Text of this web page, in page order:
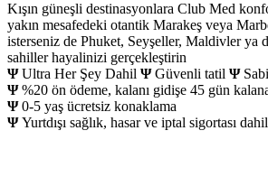
Kışın güneşli destinasyonlara Club Med
yakın mesafedeki otantik Marakeş veya
isterseniz de Phuket, Seyşeller, Maldivler ya
sahiller hayalinizi gerçekleştirin
ΨUltra Her Şey Dahil ΨGüvenli tatil Ψ
Ψ%20 ön ödeme, kalanı gidişe 45 gün
Ψ0-5 yaş ücretsiz konaklama
ΨYurtdışı sağlık, hasar ve iptal sigortası dahil